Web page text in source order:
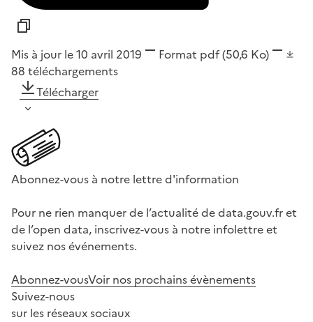
Mis à jour le 10 avril 2019 Format pdf(50,6 Ko)
88 téléchargements
Télécharger
Abonnez-vous à notre lettre d'information
Pour ne rien manquer de l’actualité de data.gouv.fr et
de l’open data, inscrivez-vous à notre infolettre et
suivez nos événements.
Abonnez-vousVoir nos prochains évènements
Suivez-nous
sur les réseaux sociaux